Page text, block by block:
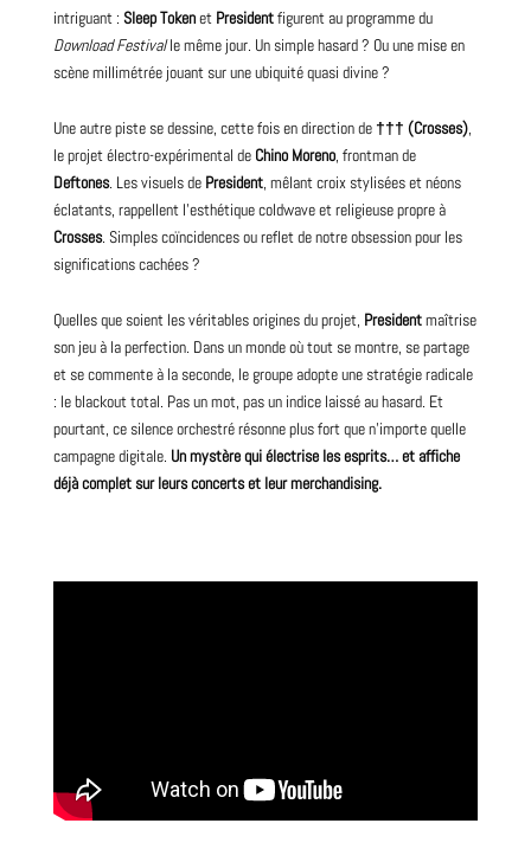
intriguant : Sleep Tokenet Presidentfigurent au programme du
DownloadFestivalle même jour. Un simple hasard ? Ou une mise en
scène millimétrée jouant sur une ubiquité quasi divine ?
Une autre piste se dessine, cette fois en direction de ††† (Crosses),
le projet électro-expérimental de Chino Moreno, frontmande
Deftones. Les visuels de President, mêlant croix stylisées et néons
éclatants, rappellent l’esthétique coldwave et religieuse propre à
Crosses. Simples coïncidences ou reflet de notre obsession pour les
significations cachées ?
Quelles que soient les véritables origines du projet, Presidentmaîtrise
son jeu à la perfection. Dans un monde où tout semontre, se partage
et se commente à la seconde, le groupe adopte une stratégie radicale
: le blackout total. Pas un mot, pas un indice laissé au hasard. Et
pourtant, ce silence orchestré résonne plus fort que n’importe quelle
campagne digitale. Un mystère qui électrise les esprits… et affiche
déjà complet sur leursconcertset leur merchandising.